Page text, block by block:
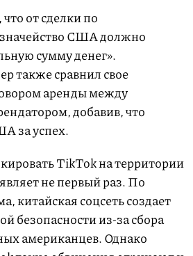
от сделки по
США должно
сумму денег».
также сравнил свое
аренды между
добавив, что
за успех.
TikTok на территории
не первый раз. По
китайская соцсеть создает
безопасности из-за сбора
американцев. Однако